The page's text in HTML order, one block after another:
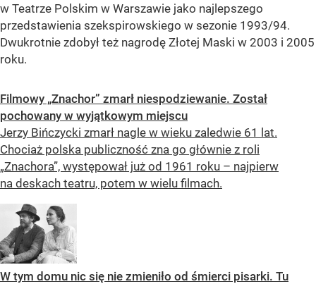
w Teatrze Polskim w Warszawie jako najlepszego
przedstawienia szekspirowskiego w sezonie 1993/94.
Dwukrotnie zdobył też nagrodę Złotej Maski w 2003 i 2005
roku.
Filmowy „Znachor” zmarł niespodziewanie. Został
pochowany w wyjątkowym miejscu
Jerzy Bińczycki zmarł nagle w wieku zaledwie 61 lat.
Chociaż polska publiczność zna go głównie z roli
„Znachora”, występował już od 1961 roku – najpierw
na deskach teatru, potem w wielu filmach.
W tym domu nic się nie zmieniło od śmierci pisarki. Tu